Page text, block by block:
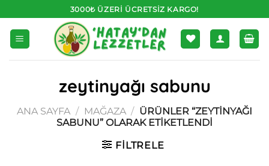
atla
3000₺ ÜZERI ÜCRETSIZ KARGO!
zeytinyağı sabunu
ANA SAYFA / MAĞAZA / ÜRÜNLER “ZEYTINYAĞI
SABUNU” OLARAK ETIKETLENDI
FILTRELE